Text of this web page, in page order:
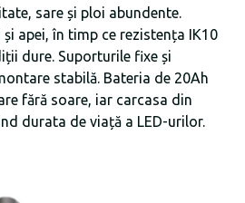
sare și ploi abundente.
apei, în timp ce rezistența IK10
dure. Suporturile fixe și
stabilă. Bateria de 20Ah
fără soare, iar carcasa din
durata de viață a LED-urilor.